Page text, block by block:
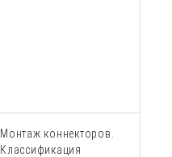
Монтаж коннекторов.
Классификация